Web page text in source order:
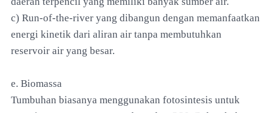
c) Run-of-the-river yang dibangun dengan memanfaatkan
energi kinetik dari aliran air tanpa membutuhkan
reservoir air yang besar.
e. Biomassa
Tumbuhan biasanya menggunakan fotosintesis untuk